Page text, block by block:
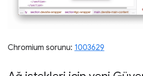
Chromium sorunu: 1003629